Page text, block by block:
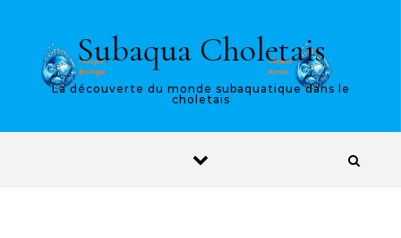
Subaqua Choletais
La découverte du monde subaquatique dans le
choletais